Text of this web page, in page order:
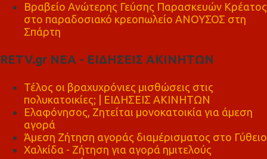
Βραβείο Ανώτερης Γεύσης Παρασκευών Κρέατος
στο παραδοσιακό κρεοπωλείο ΑΝΟΥΣΟΣ στη
Σπάρτη
RETV.gr ΝΕΑ - ΕΙΔΗΣΕΙΣ ΑΚΙΝΗΤΩΝ
Τέλος οι βραχυχρόνιες μισθώσεις στις
πολυκατοικίες; | ΕΙΔΗΣΕΙΣ ΑΚΙΝΗΤΩΝ
Ελαφόνησος, Ζητείται μονοκατοικία για άμεση
αγορά
Άμεση Ζήτηση αγοράς διαμέρισματος στο Γύθειο
Χαλκίδα - Ζήτηση για αγορά ημιτελούς